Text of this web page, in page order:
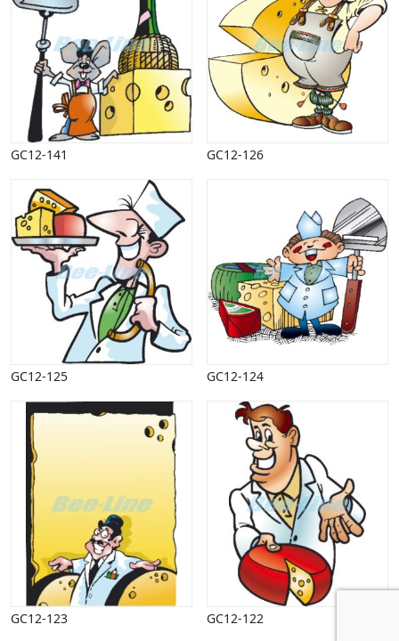
GC12-141 GC12-126
GC12-125 GC12-124
GC12-123 GC12-122